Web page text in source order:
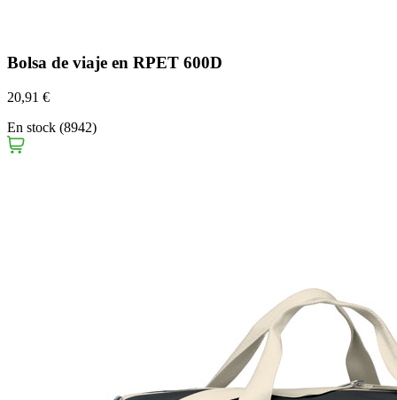
Bolsa de viaje en RPET 600D
20,91 €
En stock (8942)